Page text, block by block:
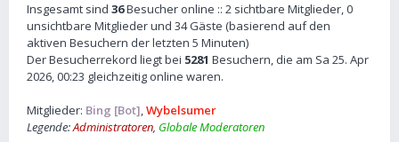
Insgesamt sind 36Besucher online :: 2 sichtbare Mitglieder, 0
unsichtbare Mitglieder und 34 Gäste (basierend auf den
aktiven Besuchern der letzten 5 Minuten)
Der Besucherrekord liegt bei 5281 Besuchern, die am Sa 25. Apr
2026, 00:23 gleichzeitig online waren.
Mitglieder: Bing [Bot],Wybelsumer
Legende:Administratoren, Globale Moderatoren